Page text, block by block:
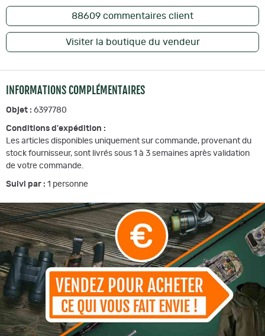
88609 commentaires client
Visiter la boutique du vendeur
INFORMATIONS COMPLÉMENTAIRES
Objet : 6397780
Conditions d'expédition :
Les articles disponibles uniquement sur commande, provenant du
stock fournisseur, sont livrés sous 1 à 3 semaines après validation
de votre commande.
Suivi par : 1 personne